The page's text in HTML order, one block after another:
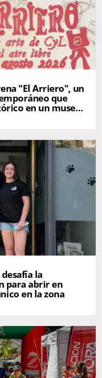
"El Arriero", un
que
en un museo
la
para abrir en
en la zona